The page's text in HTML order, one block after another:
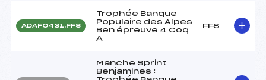
ADAF0431.FFS
Trophée Banque
Populaire des Alpes
Ben épreuve 4 Coq
A
FFS
Manche Sprint
Benjamines :